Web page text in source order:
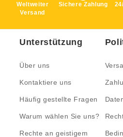
Weltweiter
Versand
Sichere Zahlung
Unterstützung
Über uns
Kontaktiere uns
Häufig gestellte Fragen
Warum wählen Sie uns?
Rechte an geistigem